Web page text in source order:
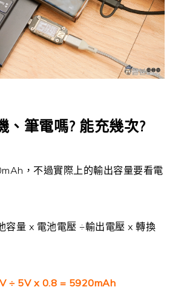
、筆電嗎? 能充幾次?
，不過實際上的輸出容量要看電
容量 x 電池電壓 ÷輸出電壓 x 轉換
÷ 5V x 0.8 = 5920mAh